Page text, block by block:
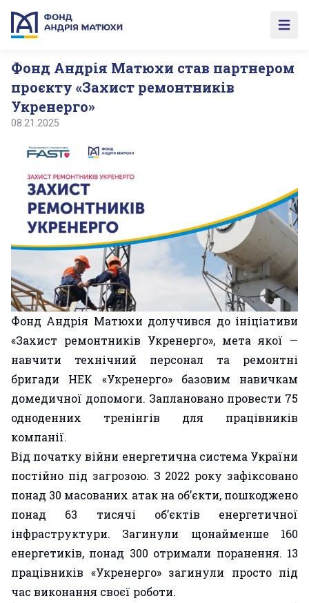
Open
Фонд Андрія Матюхи став партнером
проєкту «Захист ремонтників
Укренерго»
08.21.2025
Фонд Андрія Матюхи долучився до ініціативи
«Захист ремонтників Укренерго», мета якої —
навчити технічний персонал та ремонтні
бригади НЕК «Укренерго» базовим навичкам
домедичної допомоги. Заплановано провести 75
одноденних тренінгів для працівників
компанії.
Від початку війни енергетична система України
постійно під загрозою. З 2022 року зафіксовано
понад 30 масованих атак на об’єкти, пошкоджено
понад 63 тисячі об’єктів енергетичної
інфраструктури. Загинули щонайменше 160
енергетиків, понад 300 отримали поранення. 13
працівників «Укренерго» загинули просто під
час виконання своєї роботи.